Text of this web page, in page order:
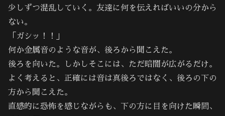
少しずつ混乱していく。友達に何を伝えればいいの分から
ない。
「ガシッ！！」
何か金属音のような音が、後ろから聞こえた。
後ろを向いた。しかしそこには、ただ暗闇が広がるだけ。
よく考えると、正確には音は真後ろではなく、後ろの下の
方から聞こえた。
直感的に恐怖を感じながらも、下の方に目を向けた瞬間、